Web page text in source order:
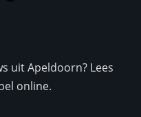
uit Apeldoorn? Lees
online.